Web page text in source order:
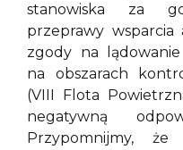
stanowiska za
przeprawy
zgody na
na obszarach
(VIII Flota
negatywną
Przypomnijmy,